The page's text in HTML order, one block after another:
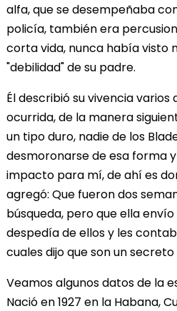
alfa, que se desempeñaba
policía, también era
corta vida, nunca había visto
"debilidad" de su padre.
Él describió su vivencia varios
ocurrida, de la manera
un tipo duro, nadie de los
desmoronarse de esa forma
impacto para mí, de ahí es
agregó: Que fueron dos
búsqueda, pero que ella
despedía de ellos y les
cuales dijo que son un
Veamos algunos datos de la
Nació en 1927 en la Habana,